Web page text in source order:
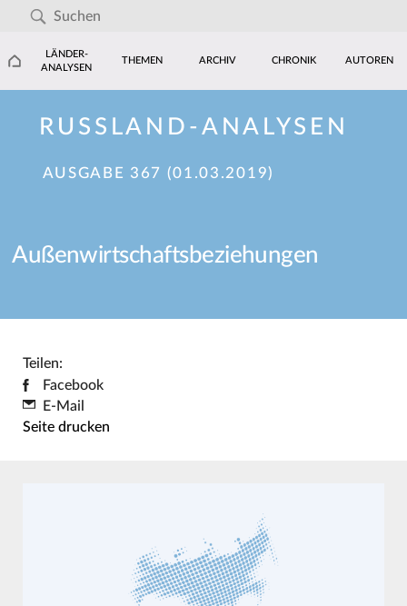
LÄNDER-
ANALYSEN
THEMEN ARCHIV CHRONIK AUTOREN
RUSSLAND-ANALYSEN
AUSGABE 367 (01.03.2019)
Außenwirtschaftsbeziehungen
Teilen:
Facebook
E-Mail
Seite drucken